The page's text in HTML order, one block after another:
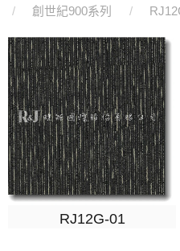
創世紀900系列
RJ12G-01